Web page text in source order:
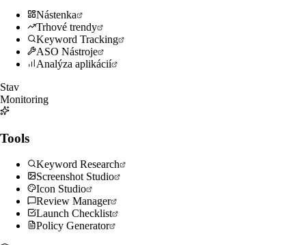
Nástenka
Trhové trendy
Keyword Tracking
ASO Nástroje
Analýza aplikácií
Stav
Monitoring
Tools
Keyword Research
Screenshot Studio
Icon Studio
Review Manager
Launch Checklist
Policy Generator